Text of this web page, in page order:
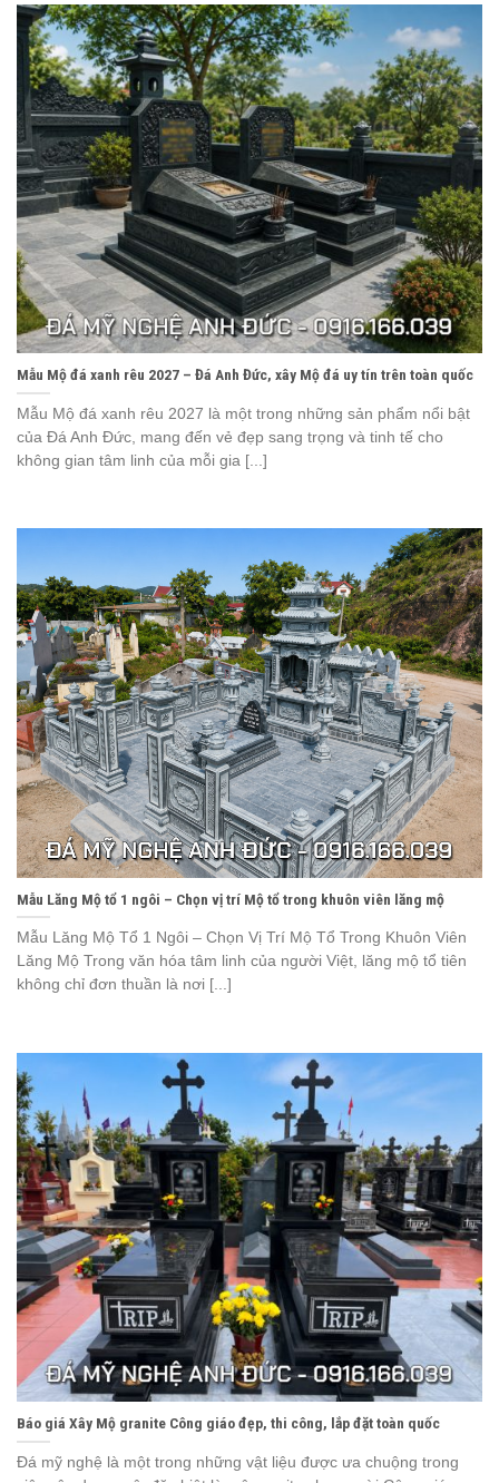
Mẫu Mộ đá xanh rêu 2027 – Đá Anh Đức, xây Mộ đá uy tín trên toàn quốc
Mẫu Mộ đá xanh rêu 2027 là một trong những sản phẩm nổi bật
của Đá Anh Đức, mang đến vẻ đẹp sang trọng và tinh tế cho
không gian tâm linh của mỗi gia [...]
Mẫu Lăng Mộ tổ 1 ngôi – Chọn vị trí Mộ tổ trong khuôn viên lăng mộ
Mẫu Lăng Mộ Tổ 1 Ngôi – Chọn Vị Trí Mộ Tổ Trong Khuôn Viên
Lăng Mộ Trong văn hóa tâm linh của người Việt, lăng mộ tổ tiên
không chỉ đơn thuần là nơi [...]
Báo giá Xây Mộ granite Công giáo đẹp, thi công, lắp đặt toàn quốc
Đá mỹ nghệ là một trong những vật liệu được ưa chuộng trong